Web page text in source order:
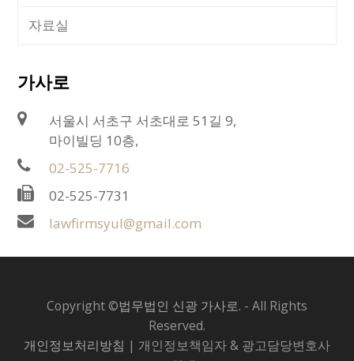
자료실
가사로
서울시 서초구 서초대로 51길 9,
마이빌딩 10층,
02-525-7716
02-525-7731
lawfirmsyul@gmail.com
Copyright ©법무법인 신광 가사로. - All Rights
Reserved.
개인정보처리방침 | 개인정보책임자 & 광고담당변호사